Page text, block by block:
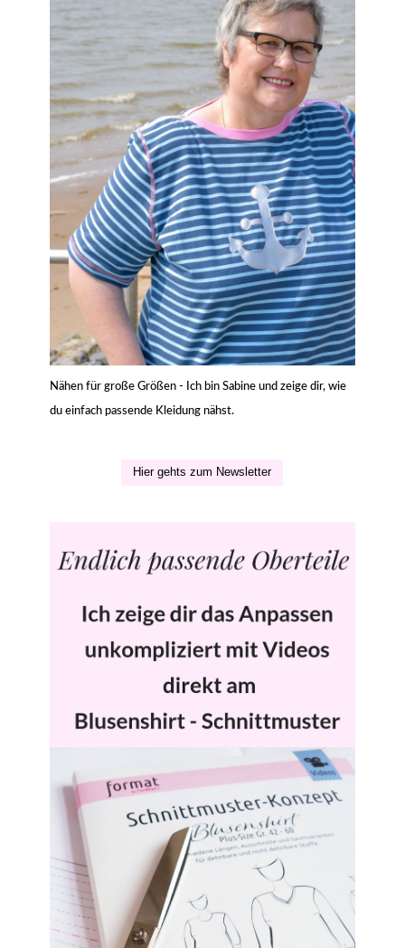
Nähen für große Größen - Ich bin Sabine und zeige dir, wie
du einfach passende Kleidung nähst.
Hier gehts zum Newsletter